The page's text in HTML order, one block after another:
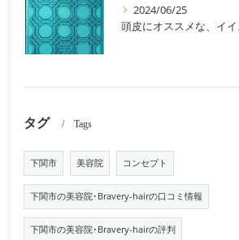
2024/06/25
タグ Tags
下関市 美容院 コンセプト
下関市の美容院･Bravery-hairの口コミ情報
下関市の美容院･Bravery-hairの評判